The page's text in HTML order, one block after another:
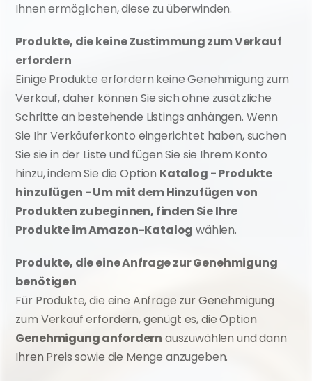
Ihnen ermöglichen, diese zu überwinden.
Produkte, die keine Zustimmung zum Verkauf
erfordern
Einige Produkte erfordern keine Genehmigung zum
Verkauf, daher können Sie sich ohne zusätzliche
Schritte an bestehende Listings anhängen. Wenn
Sie Ihr Verkäuferkonto eingerichtet haben, suchen
Sie sie in der Liste und fügen Sie sie Ihrem Konto
hinzu, indem Sie die Option Katalog - Produkte
hinzufügen - Um mit dem Hinzufügen von
Produkten zu beginnen, finden Sie Ihre
Produkte im Amazon-Katalog wählen.
Produkte, die eine Anfrage zur Genehmigung
benötigen
Für Produkte, die eine Anfrage zur Genehmigung
Genehmigung anfordern auszuwählen und dann
Ihren Preis sowie die Menge anzugeben.